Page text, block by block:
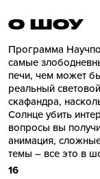
О ШОУ
Программа
самые
печи, чем может
реальный
скафандра,
Солнце убить
вопросы вы
анимация,
темы – все это в
16